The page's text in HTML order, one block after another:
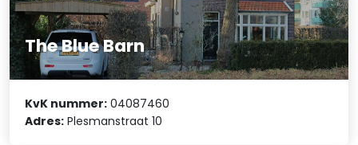
The Blue Barn
KvK nummer: 04087460
Adres: Plesmanstraat 10